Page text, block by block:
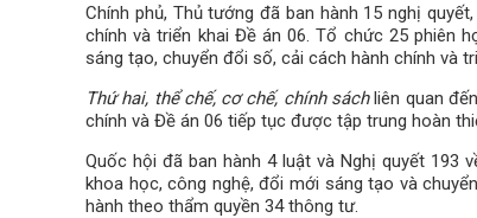
Chính phủ, Thủ tướng đã ban hành 15 nghị
chính và triển khai Đề án 06. Tổ chức 25 phiên
sáng tạo, chuyển đổi số, cải cách hành chính và
Thứ hai, thể chế, cơ chế, chính sáchliên quan
chính và Đề án 06 tiếp tục được tập trung hoàn
Quốc hội đã ban hành 4 luật và Nghị quyết
khoa học, công nghệ, đổi mới sáng tạo và
hành theo thẩm quyền 34 thông tư.